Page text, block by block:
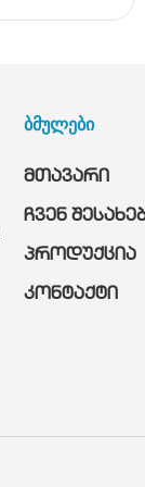
ბმულები
მთავარი
ჩვენ
პროდუქცია
კონტაქტი